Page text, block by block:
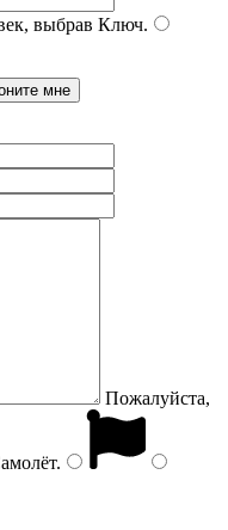
выбрав Ключ.
Пожалуйста,
.